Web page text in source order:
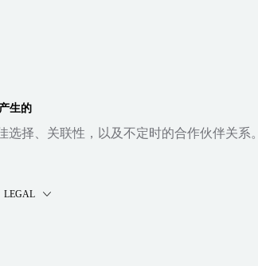
生的
择、关联性，以及不定时的合作伙伴关系。
LEGAL